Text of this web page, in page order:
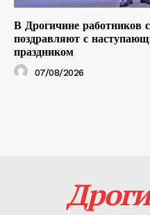
В Дрогичине работников
поздравляют с
праздником
07/08/2026